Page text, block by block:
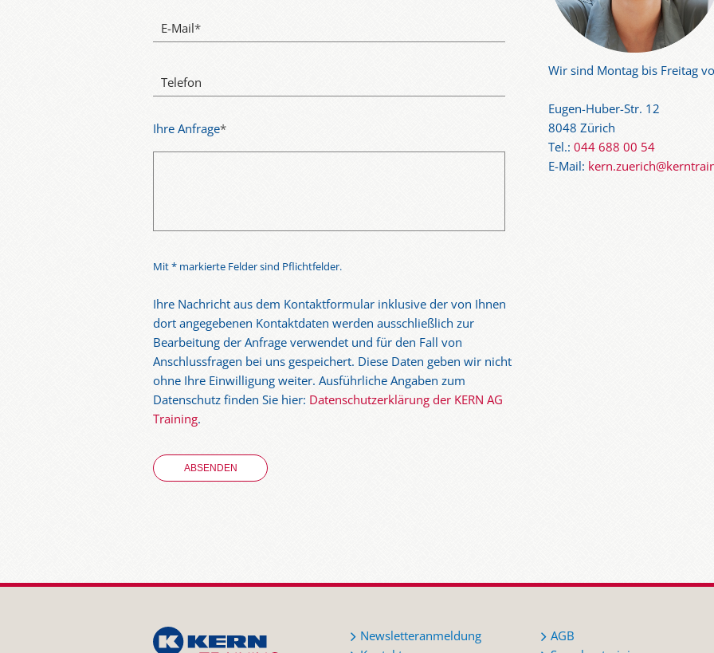
E-Mail*
Telefon
Ihre Anfrage*
Mit * markierte Felder sind Pflichtfelder.
Ihre Nachricht aus dem Kontaktformular inklusive der von Ihnen
dort angegebenen Kontaktdaten werden ausschließlich zur
Bearbeitung der Anfrage verwendet und für den Fall von
Anschlussfragen bei uns gespeichert. Diese Daten geben wir nicht
ohne Ihre Einwilligung weiter. Ausführliche Angaben zum
Datenschutz finden Sie hier: Datenschutzerklärung der KERN AG
Training.
Wir sind Montag bis Freitag
Eugen-Huber-Str. 12
8048 Zürich
Tel.: 044 688 00 54
E-Mail:
Newsletteranmeldung
AGB